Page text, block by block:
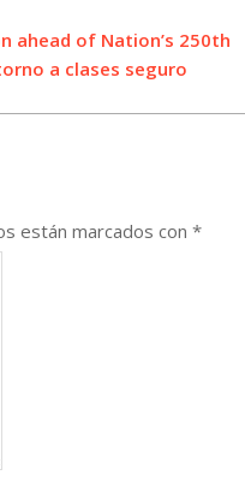
ahead of Nation’s 250th
a clases seguro
están marcados con *